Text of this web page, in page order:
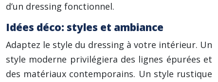
d’un dressing fonctionnel.
Idées déco: styles et ambiance
Adaptez le style du dressing à votre intérieur. Un
style moderne privilégiera des lignes épurées et
des matériaux contemporains. Un style rustique